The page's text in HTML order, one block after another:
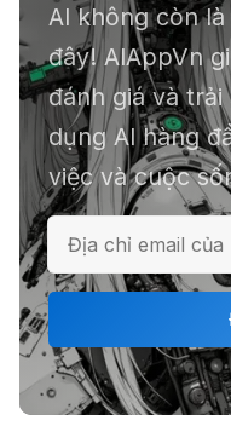
ℹ️ Napkin
🎗️
chuyên
🔖 Elicit
bài báo
AI không còn
đây! AIAppVn
đánh giá và
dụng AI hàng
việc và cuộc